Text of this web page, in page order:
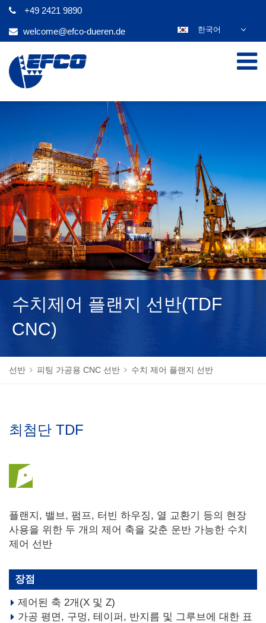
+49 2421 9890
welcome@efco-dueren.de
POLSKI
عربي
한국어
日本語
ČEŠTINA
PORTUGUÊS
РУССКИЙ
TÜRKÇE
MAGYAR
NEDERLANDS
수치제어 플랜지 선반(TDF
CNC)
선반 피팅 가공용 CNC 선반 수치 제어 플랜지 선반
최첨단 TDF
플랜지, 밸브, 펌프, 터빈 하우징, 열 교환기 등의 현장
사용을 위한 두 개의 제어 축을 갖춘 운반 가능한 수치
제어 선반
장점
제어된 축 2개(X 및 Z)
가공 평면, 구멍, 테이퍼, 반지름 및 그루브에 대한 표